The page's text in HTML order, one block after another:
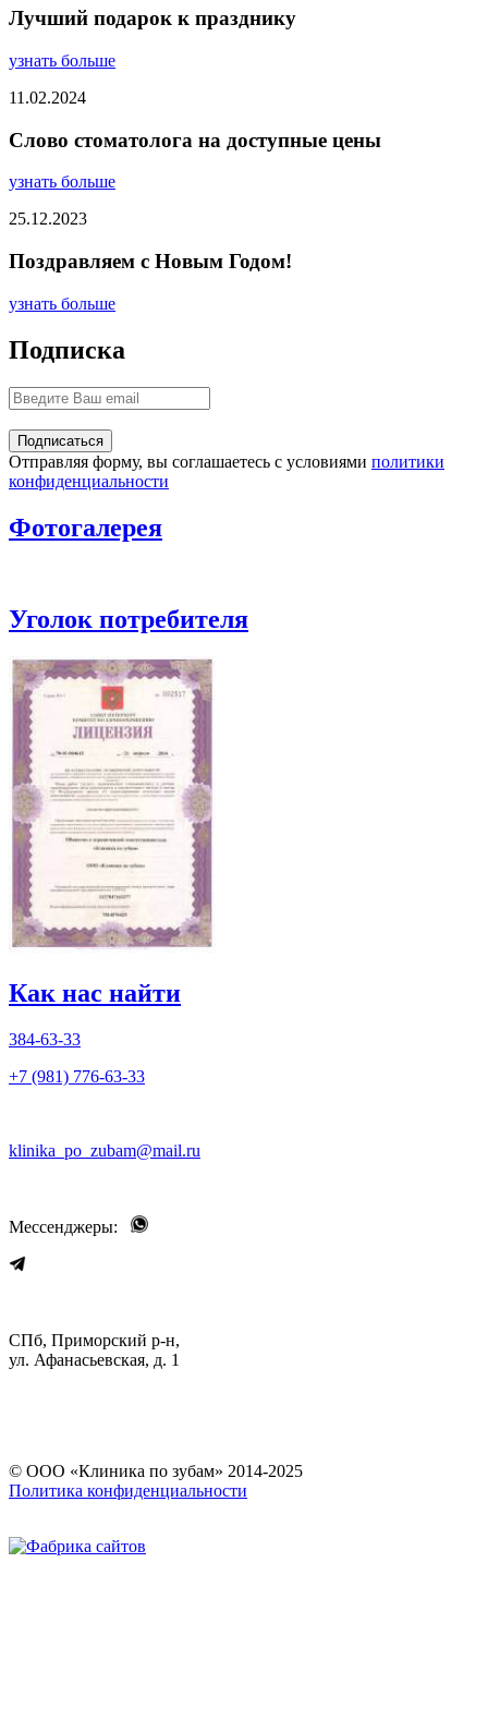
Лучший подарок к празднику
узнать больше
11.02.2024
Слово стоматолога на доступные цены
узнать больше
25.12.2023
Поздравляем с Новым Годом!
узнать больше
Подписка
Отправляя форму, вы соглашаетесь с условиями политики
конфиденциальности
Фотогалерея
Уголок потребителя
Как нас найти
384-63-33
+7 (981) 776-63-33
klinika_po_zubam@mail.ru
Мессенджеры:
СПб, Приморский р-н,
ул. Афанасьевская, д. 1
© ООО «Клиника по зубам» 2014-2025
Политика конфиденциальности